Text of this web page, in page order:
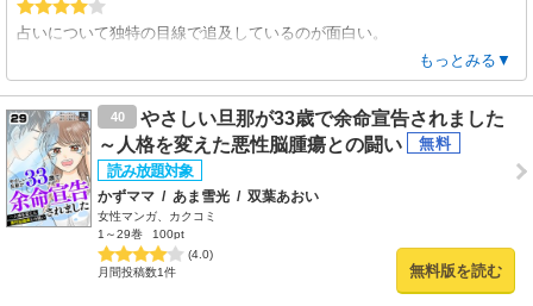
占いについて独特の目線で追及しているのが面白い。
1話売りよりも一気に読みたい。
もっとみる▼
40
やさしい旦那が33歳で余命宣告されました
～人格を変えた悪性脳腫瘍との闘い
かずママ / あま雪光 / 双葉あおい
女性マンガ、カクコミ
1～29巻
100pt
(4.0)
月間投稿数1件
無料版を読む